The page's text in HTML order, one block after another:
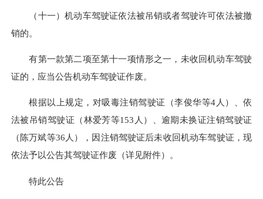
（十一）机动车驾驶证依法被吊销或者驾驶许可依法被撤
销的。
有第一款第二项至第十一项情形之一，未收回机动车驾驶
证的，应当公告机动车驾驶证作废。
根据以上规定，对吸毒注销驾驶证（李俊华等4人）、依
法被吊销驾驶证（林爱芳等153人）、逾期未换证注销驾驶证
（陈万斌等36人），因注销驾驶证后未收回机动车驾驶证，现
依法予以公告其驾驶证作废（详见附件）。
特此公告